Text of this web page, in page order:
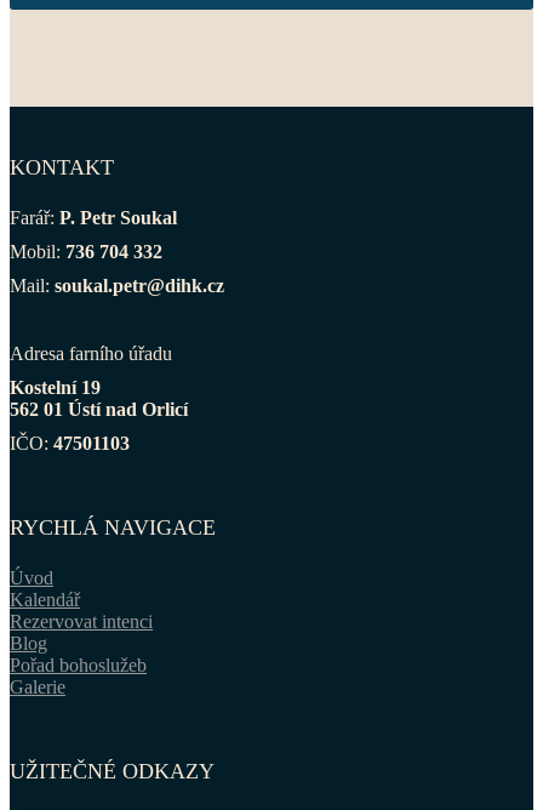
KONTAKT
Farář: P. Petr Soukal
Mobil: 736 704 332
Mail: soukal.petr@dihk.cz
Adresa farního úřadu
Kostelní 19
562 01 Ústí nad Orlicí
IČO: 47501103
RYCHLÁ NAVIGACE
Úvod
Kalendář
Rezervovat intenci
Blog
Pořad bohoslužeb
Galerie
UŽITEČNÉ ODKAZY